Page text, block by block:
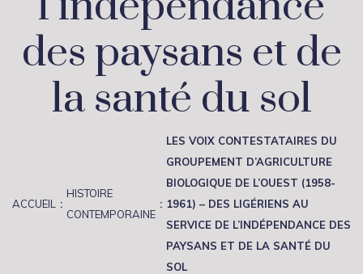
des paysans et de
la santé du sol
ACCUEIL
HISTOIRE
CONTEMPORAINE
LES VOIX CONTESTATAIRES DU
GROUPEMENT D’AGRICULTURE
BIOLOGIQUE DE L’OUEST (1958-
1961) – DES LIGÉRIENS AU
SERVICE DE L’INDÉPENDANCE DES
PAYSANS ET DE LA SANTÉ DU
SOL